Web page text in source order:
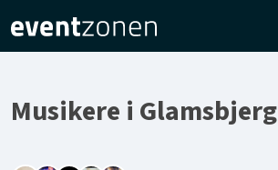
Musikere i Glamsbjerg